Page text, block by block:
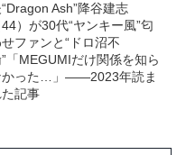
Ash”降谷建志
44）が30代“ヤンキー風”匂
ファンと“ドロ沼不
「MEGUMIだけ関係を知ら
かった…」――2023年読ま
記事